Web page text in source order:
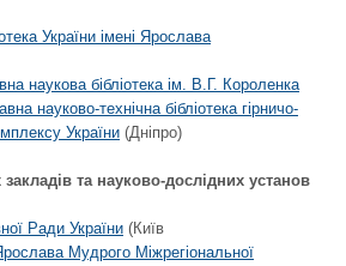
України імені Ярослава
наукова бібліотека ім. В.Г. Короленка
науково-технічна бібліотека гірничо-
України (Дніпро)
та науково-дослідних установ
Ради України (Київ
Мудрого Міжрегіональної